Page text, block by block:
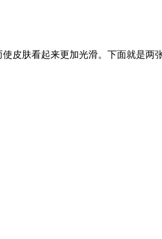
肤看起来更加光滑。下面就是两